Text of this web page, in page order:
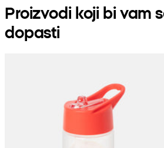
Proizvodi koji bi vam
dopasti